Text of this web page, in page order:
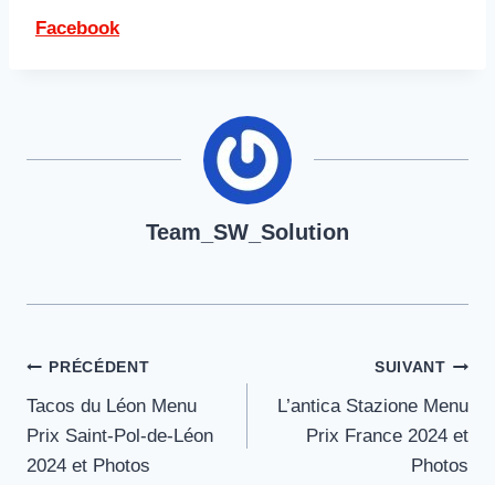
Facebook
Team_SW_Solution
Navigation
de
l’article
PRÉCÉDENT
Tacos du Léon Menu
Prix Saint-Pol-de-Léon
2024 et Photos
SUIVANT
L’antica Stazione Menu
Prix France 2024 et
Photos